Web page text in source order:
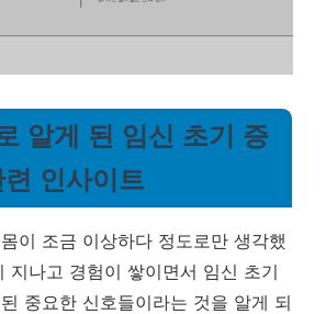
알게 된 임신 초기 증
인사이트
이 조금 이상하다 정도로만 생각했
지나고 경험이 쌓이면서 임신 초기
중요한 신호들이라는 것을 알게 되